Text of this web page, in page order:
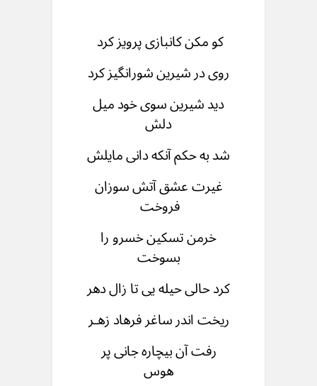
کو مکن کانبازی پرویز کرد
روی در شیرین شورانگیز کرد
دید شیرین سوی خود میل
دلش
شد به حکم آنکه دانی مایلش
غیرت عشق آتش سوزان
فروخت
خرمن تسكین خسرو را
بسوخت
کرد حالی حیله یی تا زال دهر
ریخت اندر ساغر فرهاد زهـر
رفت آن بیچاره جانی پر
هوس